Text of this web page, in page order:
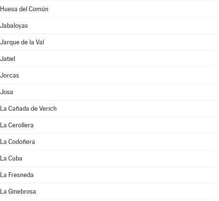
Huesa del Común
Jabaloyas
Jarque de la Val
Jatiel
Jorcas
Josa
La Cañada de Verich
La Cerollera
La Codoñera
La Cuba
La Fresneda
La Ginebrosa